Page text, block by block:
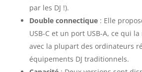
par les DJ !).
Double connectique: Elle
USB-C et un port USB-A, ce qui
avec la plupart des ordinateurs
équipements DJ traditionnels.